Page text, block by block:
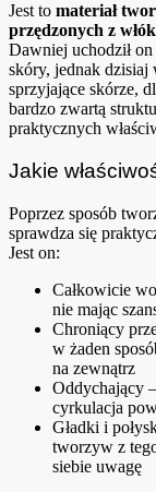
Jest to materiał
przędzonych z
Dawniej uchodził
skóry, jednak dzisiaj
sprzyjające skórze,
bardzo zwartą
praktycznych
Jakie
Poprzez sposób
sprawdza się
Jest on:
Całkowicie
nie mając
Chroniący
w żaden
na zewnątrz
Oddychający
cyrkulacja
Gładki i
tworzyw z
siebie uwagę